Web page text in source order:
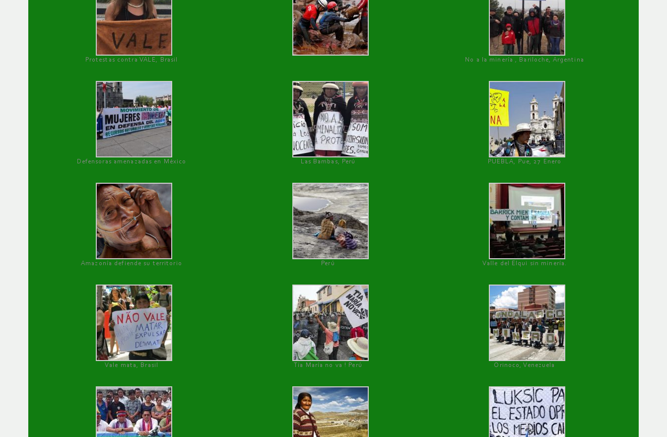
Protestas contra VALE, Brasil No a la minería , Bariloche, Argentina
Defensoras amenazadas en México Las Bambas, Perú PUEBLA, Pue, 27 Enero
Amazonía defiende su territorio Perú Valle del Elqui sin minería.
Vale mata, Brasil Tía María no va ! Perú Orinoco, Venezuela